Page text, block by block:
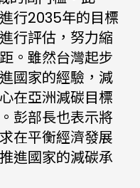
行2035年的目標
行評估，努力縮
。雖然台灣起步
國家的經驗，減
在亞洲減碳目標
彭部長也表示將
在平衡經濟發展
進國家的減碳承